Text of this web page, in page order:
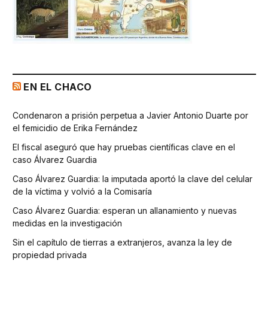
EN EL CHACO
Condenaron a prisión perpetua a Javier Antonio Duarte por
el femicidio de Erika Fernández
El fiscal aseguró que hay pruebas científicas clave en el
caso Álvarez Guardia
Caso Álvarez Guardia: la imputada aportó la clave del celular
de la víctima y volvió a la Comisaría
Caso Álvarez Guardia: esperan un allanamiento y nuevas
medidas en la investigación
Sin el capítulo de tierras a extranjeros, avanza la ley de
propiedad privada